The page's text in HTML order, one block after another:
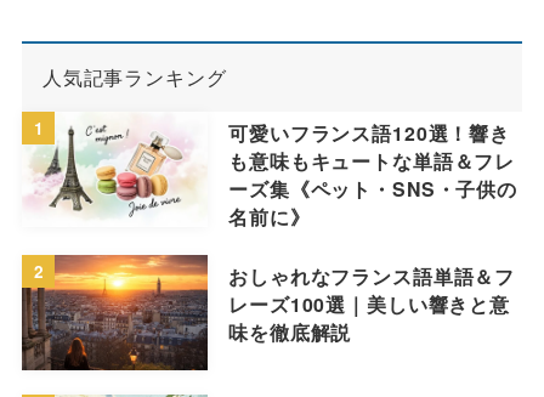
人気記事ランキング
1
可愛いフランス語120選！響き
も意味もキュートな単語＆フレ
ーズ集《ペット・SNS・子供の
名前に》
2
おしゃれなフランス語単語＆フ
レーズ100選｜美しい響きと意
味を徹底解説